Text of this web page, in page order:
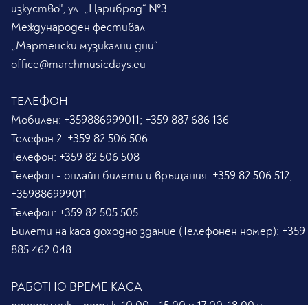
изкуство", ул. „Цариброд“ №3
Международен фестивал
„Мартенски музикални дни“
office@marchmusicdays.eu
ТЕЛЕФОН
Мобилен: +359886999011; +359 887 686 136
Телефон 2: +359 82 506 506
Телефон: +359 82 506 508
Телефон - онлайн билети и връщания: +359 82 506 512;
+359886999011
Телефон: +359 82 505 505
Билети на каса доходно здание (Телефонен номер): +359
885 462 048
РАБОТНО ВРЕМЕ КАСА